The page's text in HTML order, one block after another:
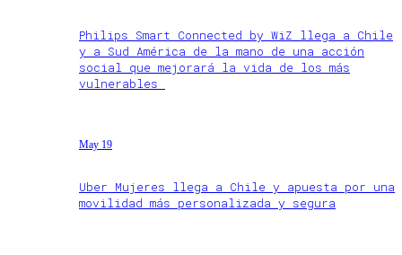
Philips Smart Connected by WiZ llega a Chile
y a Sud América de la mano de una acción
social que mejorará la vida de los más
vulnerables
May 19
Uber Mujeres llega a Chile y apuesta por una
movilidad más personalizada y segura